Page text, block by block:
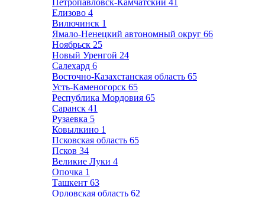
Петропавловск-Камчатский 41
Елизово 4
Вилючинск 1
Ямало-Ненецкий автономный округ 66
Ноябрьск 25
Новый Уренгой 24
Салехард 6
Восточно-Казахстанская область 65
Усть-Каменогорск 65
Республика Мордовия 65
Саранск 41
Рузаевка 5
Ковылкино 1
Псковская область 65
Псков 34
Великие Луки 4
Опочка 1
Ташкент 63
Орловская область 62